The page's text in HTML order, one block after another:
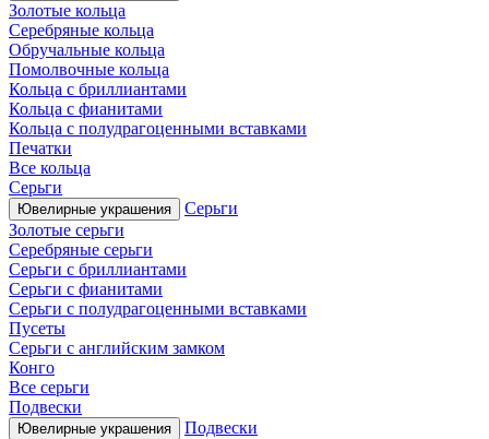
Золотые кольца
Серебряные кольца
Обручальные кольца
Помолвочные кольца
Кольца с бриллиантами
Кольца с фианитами
Кольца с полудрагоценными вставками
Печатки
Все кольца
Серьги
Ювелирные украшения
Серьги
Золотые серьги
Серебряные серьги
Серьги с бриллиантами
Серьги с фианитами
Серьги с полудрагоценными вставками
Пусеты
Серьги с английским замком
Конго
Все серьги
Подвески
Ювелирные украшения
Подвески